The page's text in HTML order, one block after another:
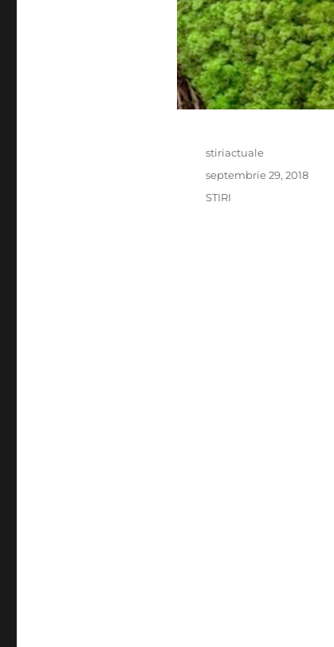
Author
stiriactuale
Posted
septembrie 29, 2018
Categories
STIRI